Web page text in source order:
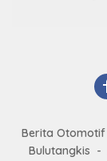
Berita Otomotif
Bulutangkis